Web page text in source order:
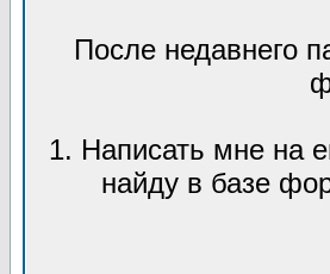
После недавнего
1. Написать мне на
найду в базе